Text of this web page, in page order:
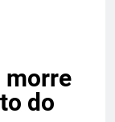
morre
do